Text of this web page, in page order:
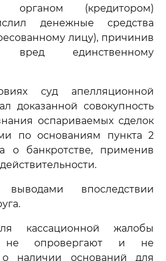
органом (кредитором)
денежные средства
лицу), причинив
вред единственному
суд апелляционной
доказанной совокупность
оспариваемых сделок
по основаниям пункта 2
о банкротстве, применив
впоследствии
кассационной жалобы
не опровергают и не
о наличии оснований для